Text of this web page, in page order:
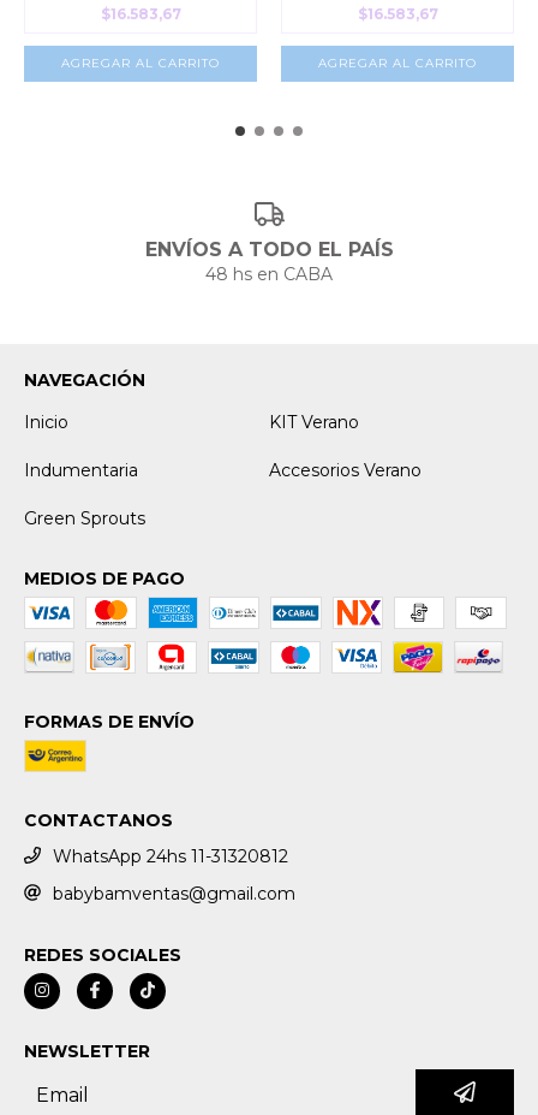
$16.583,67
AGREGAR AL CARRITO
$16.583,67
AGREGAR AL CARRITO
ENVÍOS A TODO EL PAÍS
48 hs en CABA
NAVEGACIÓN
Inicio
KIT Verano
Indumentaria Accesorios Verano
Green Sprouts
MEDIOS DE PAGO
FORMAS DE ENVÍO
CONTACTANOS
WhatsApp 24hs 11-31320812
babybamventas@gmail.com
REDES SOCIALES
NEWSLETTER